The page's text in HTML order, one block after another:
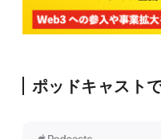
ポッドキャスト